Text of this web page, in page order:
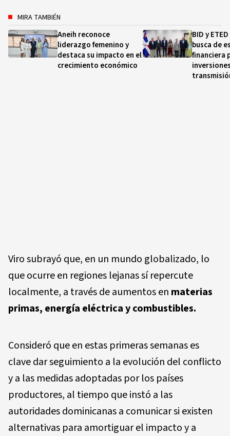
MIRA TAMBIÉN
Aneih reconoce
liderazgo femenino y
destaca su impacto en el
crecimiento económico
BID y
busca de
financiera
Viro subrayó que, en un mundo globalizado, lo
que ocurre en regiones lejanas sí repercute
localmente, a través de aumentos en materias
primas, energía eléctrica y combustibles.
Consideró que en estas primeras semanas es
clave dar seguimiento a la evolución del conflicto
y a las medidas adoptadas por los países
productores, al tiempo que instó a las
autoridades dominicanas a comunicar si existen
alternativas para amortiguar el impacto y a